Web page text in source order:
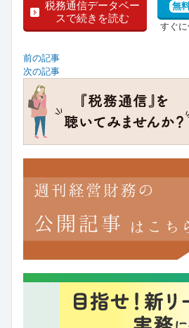
税務通信データベー
スで続きを読む
無
すぐ
前の記事
次の記事